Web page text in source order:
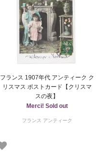
フランス 1907年代 アンティーク ク
リスマス ポストカード【クリスマ
スの夜】
Merci! Sold out
フランス アンティーク